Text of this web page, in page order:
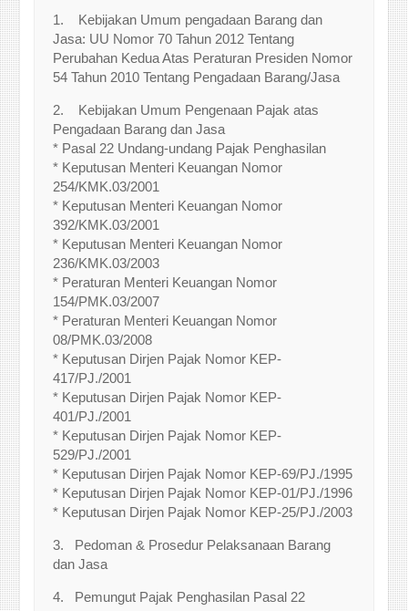
1. Kebijakan Umum pengadaan Barang dan
Jasa: UU Nomor 70 Tahun 2012 Tentang
Perubahan Kedua Atas Peraturan Presiden Nomor
54 Tahun 2010 Tentang Pengadaan Barang/Jasa
2. Kebijakan Umum Pengenaan Pajak atas
Pengadaan Barang dan Jasa
* Pasal 22 Undang-undang Pajak Penghasilan
* Keputusan Menteri Keuangan Nomor
254/KMK.03/2001
* Keputusan Menteri Keuangan Nomor
392/KMK.03/2001
* Keputusan Menteri Keuangan Nomor
236/KMK.03/2003
* Peraturan Menteri Keuangan Nomor
154/PMK.03/2007
* Peraturan Menteri Keuangan Nomor
08/PMK.03/2008
* Keputusan Dirjen Pajak Nomor KEP-
417/PJ./2001
* Keputusan Dirjen Pajak Nomor KEP-
401/PJ./2001
* Keputusan Dirjen Pajak Nomor KEP-
529/PJ./2001
* Keputusan Dirjen Pajak Nomor KEP-69/PJ./1995
* Keputusan Dirjen Pajak Nomor KEP-01/PJ./1996
* Keputusan Dirjen Pajak Nomor KEP-25/PJ./2003
3. Pedoman & Prosedur Pelaksanaan Barang
dan Jasa
4. Pemungut Pajak Penghasilan Pasal 22